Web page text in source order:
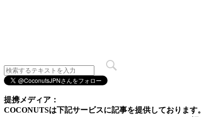
提携メディア：
COCONUTSは下記サービスに記事を提供しております。